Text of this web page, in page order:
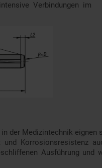
Verbindungen im
in der Medizintechnik
und Korrosionsresistenz
Ausführung und